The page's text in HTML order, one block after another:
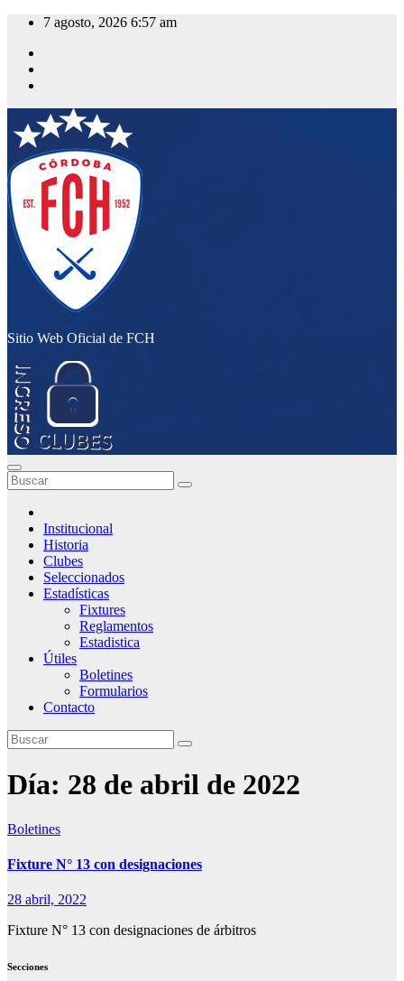
Saltar
contenido
7 agosto, 2026 6:57 am
Sitio Web Oficial de FCH
Institucional
Historia
Clubes
Seleccionados
Estadísticas
Fixtures
Reglamentos
Estadistica
Útiles
Boletines
Formularios
Contacto
Día: 28 de abril de 2022
Boletines
Fixture N° 13 con designaciones
28 abril, 2022
Fixture N° 13 con designaciones de árbitros
Secciones